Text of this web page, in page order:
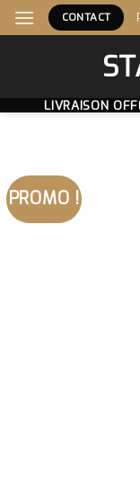
Skip
to
CONTACT
LIVRAISON
PROMO !